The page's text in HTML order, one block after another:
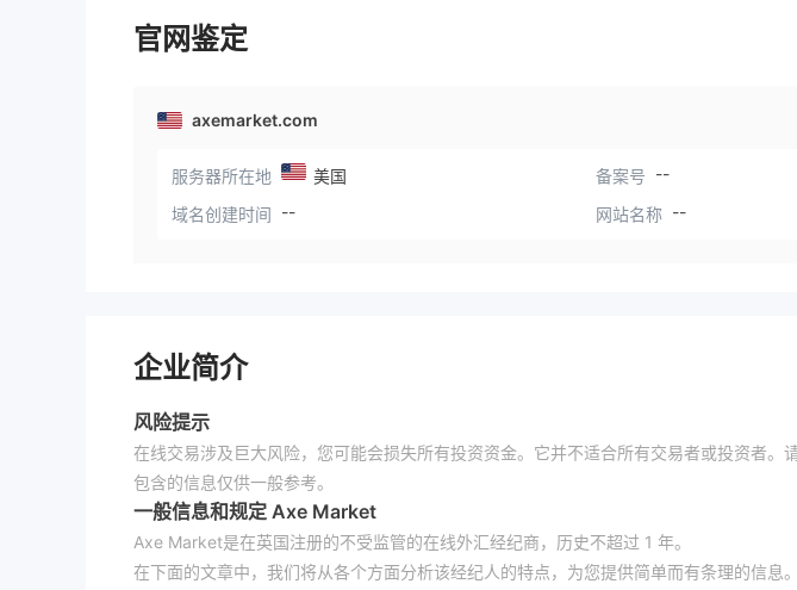
官网鉴定
axemarket.com
服务器所在地 美国 备案号 --
域名创建时间 -- 网站名称 --
企业简介
风险提示
在线交易涉及巨大风险，您可能会损失所有投资资金。它并不适合所有交易者或投资者。
包含的信息仅供一般参考。
一般信息和规定 Axe Market
Axe Market是在英国注册的不受监管的在线外汇经纪商，历史不超过 1 年。
在下面的文章中，我们将从各个方面分析该经纪人的特点，为您提供简单而有条理的信息